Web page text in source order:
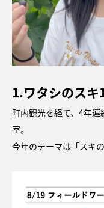
1.ワタシのスキ
町内観光を経て、4年
室。
今年のテーマは「スキの